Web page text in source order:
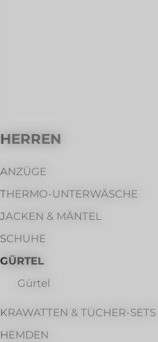
HERREN
ANZÜGE
THERMO-UNTERWÄSCHE
JACKEN & MÄNTEL
SCHUHE
GÜRTEL
Gürtel
KRAWATTEN & TÜCHER-SETS
HEMDEN